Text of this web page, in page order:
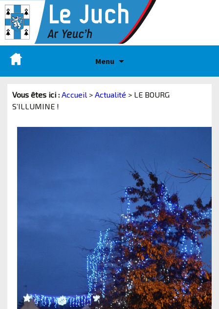
Menu
Vous êtes ici : Accueil > Actualité > LE BOURG
S’ILLUMINE !